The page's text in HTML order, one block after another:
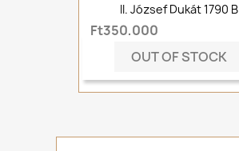
II. József Dukát 1790 B
Ft350,000
OUT OF STOCK